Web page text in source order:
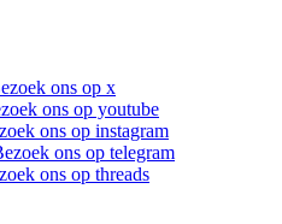
ons op x
ons op youtube
ons op instagram
ons op telegram
ons op threads